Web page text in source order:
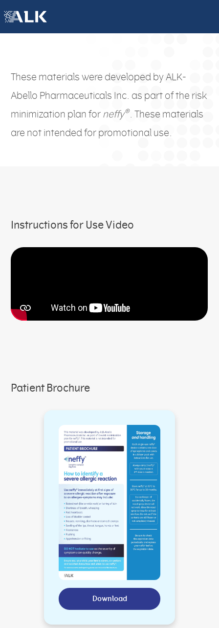
These materials were developed by ALK-
Abello Pharmaceuticals Inc. as part of the risk
minimization plan for neffy®. These materials
are not intended for promotional use.
Instructions for Use Video
Patient Brochure
Download